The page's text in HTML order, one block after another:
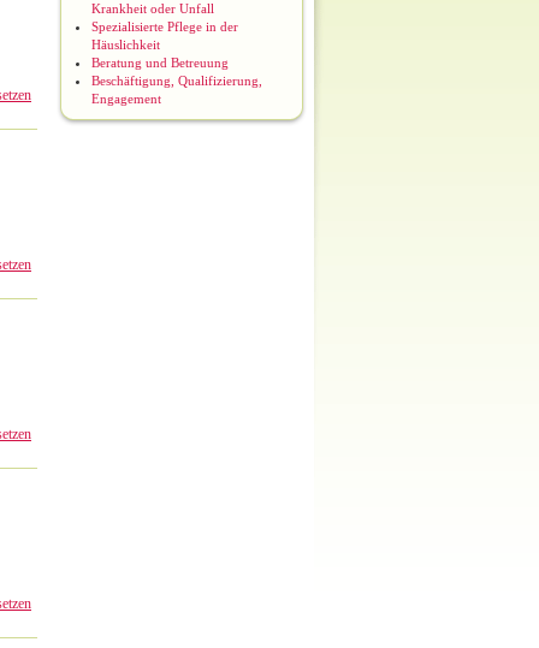
Krankheit oder Unfall
Spezialisierte Pflege in der
Häuslichkeit
Beratung und Betreuung
Beschäftigung, Qualifizierung,
Engagement